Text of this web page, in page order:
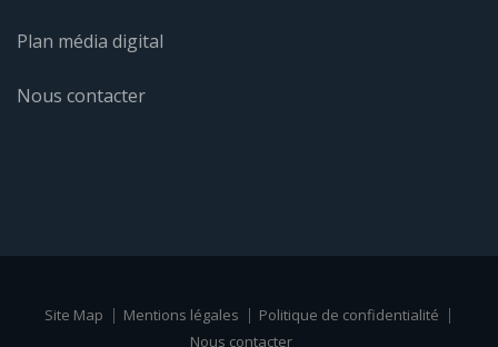
Plan média digital
Nous contacter
Site Map Mentions légales
Politique de confidentialité
Nous contacter